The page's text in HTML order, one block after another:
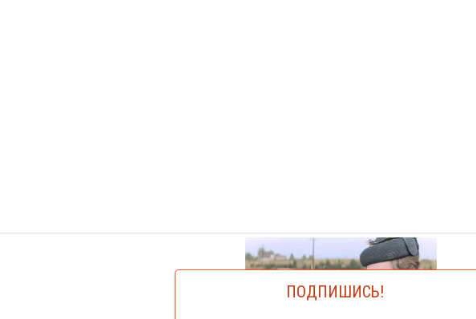
ПОДПИШИСЬ!